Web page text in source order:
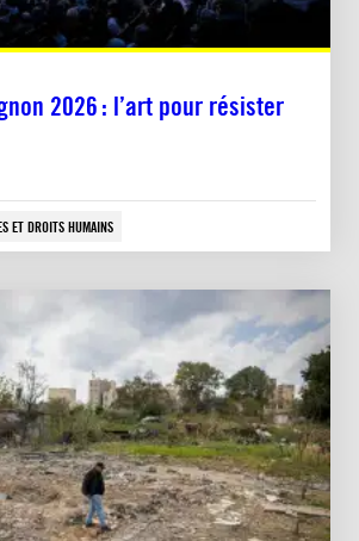
2026 : l’art pour résister
ET DROITS HUMAINS